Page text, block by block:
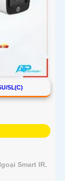
SL(C)
Smart IR.